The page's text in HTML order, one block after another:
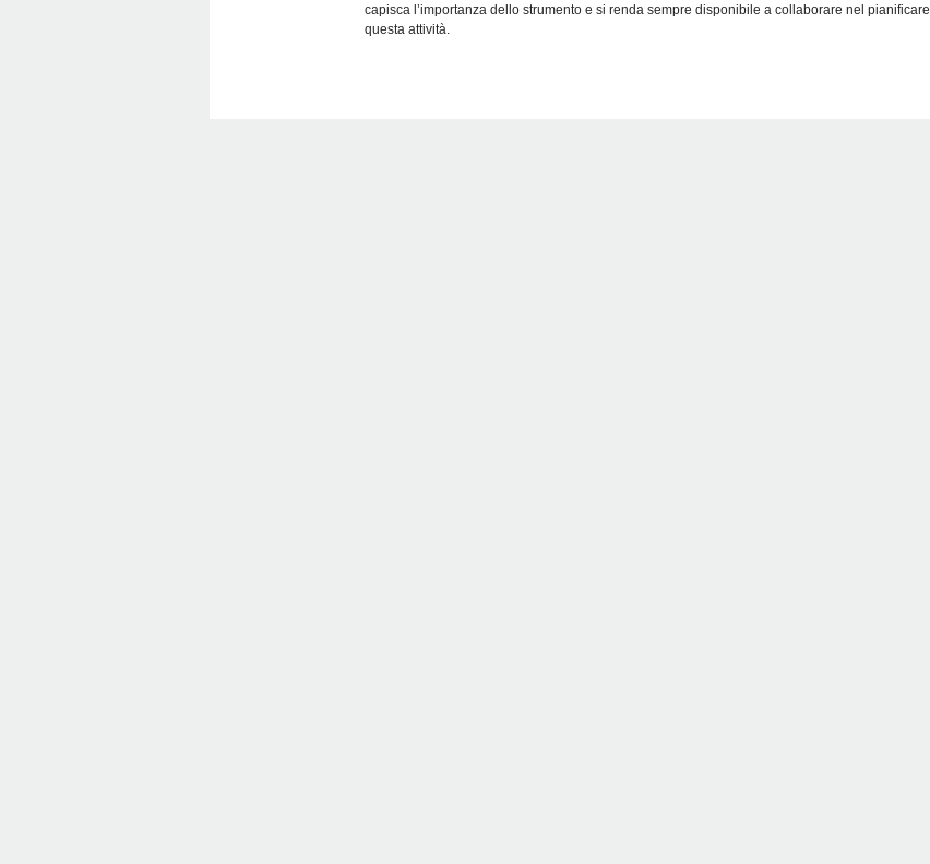
capisca l’importanza dello strumento e si renda sempre disponibile a collaborare nel pianificare
questa attività.